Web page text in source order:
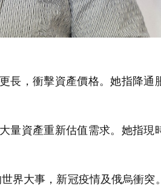
長，衝擊資產價格。她指降通
量資產重新估值需求。她指現
界大事，新冠疫情及俄烏衝突